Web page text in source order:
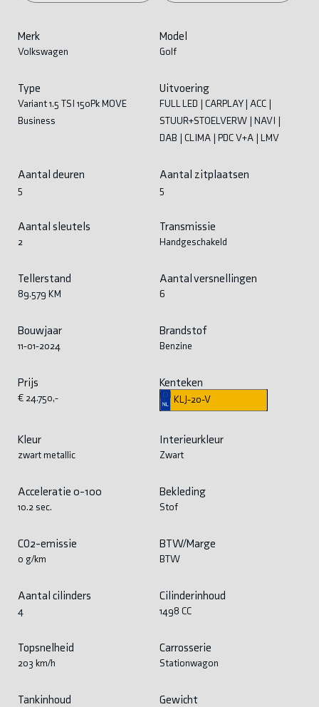
Merk
Volkswagen
Model
Golf
Type
Variant 1.5 TSI 150Pk MOVE
Business
Uitvoering
FULL LED | CARPLAY | ACC |
STUUR+STOELVERW | NAVI |
DAB | CLIMA | PDC V+A | LMV
Aantal deuren
5
Aantal zitplaatsen
5
Aantal sleutels
2
Transmissie
Handgeschakeld
Tellerstand
89.579 KM
Aantal versnellingen
6
Bouwjaar
11-01-2024
Brandstof
Benzine
Prijs
€ 24.750,-
Kenteken
KLJ-20-V
Kleur
zwart metallic
Interieurkleur
Zwart
Acceleratie 0-100
10.2 sec.
Bekleding
Stof
CO2-emissie
0 g/km
BTW/Marge
BTW
Aantal cilinders
4
Cilinderinhoud
1498 CC
Topsnelheid
203 km/h
Carrosserie
Stationwagon
Tankinhoud Gewicht